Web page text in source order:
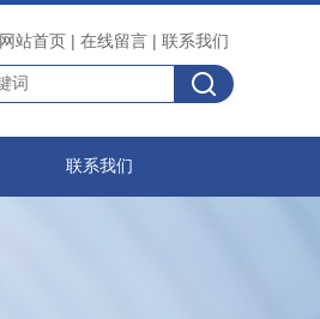
网站首页 | 在线留言 | 联系我们
联系我们